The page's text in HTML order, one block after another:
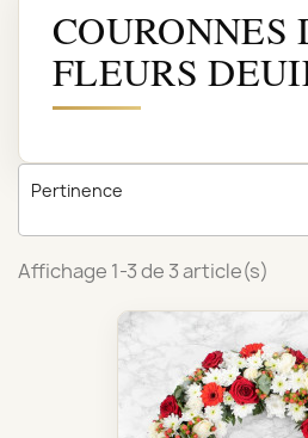
COURONNES
FLEURS
Pertinence
Affichage 1-3 de 3 article(s)